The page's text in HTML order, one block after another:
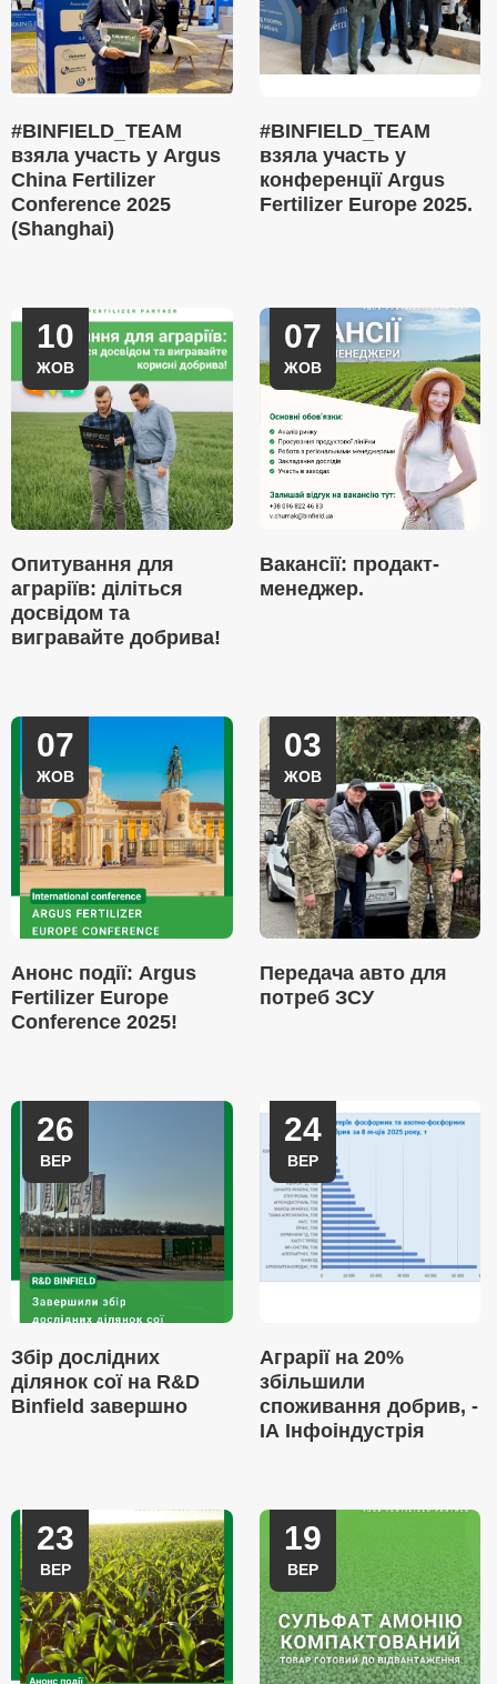
#BINFIELD_TEAM
взяла участь у Argus
China Fertilizer
Conference 2025
(Shanghai)
#BINFIELD_TEAM
взяла участь у
конференції Argus
Fertilizer Europe 2025.
10
ЖОВ
Опитування для
аграріїв: діліться
досвідом та
вигравайте добрива!
07
ЖОВ
Вакансії: продакт-
менеджер.
07
ЖОВ
Анонс події: Argus
Fertilizer Europe
Conference 2025!
03
ЖОВ
Передача авто для
потреб ЗСУ
26
ВЕР
Збір дослідних
ділянок сої на R&D
Binfield завершно
24
ВЕР
Аграрії на 20%
збільшили
споживання добрив, -
ІА Інфоіндустрія
23
ВЕР
19
ВЕР